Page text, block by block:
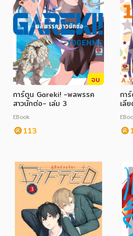
เทคโนโลยี การสื่อสาร วิทยาศาสตร์
ภาษาศาสตร์
หนังสือเด็ก
การพัฒนาตนเอง
ความรู้ทั่วไป
การ์ตูนความรู้ การ์ตูน
จบ
การ์ตูน Gareki! -พลพรรค
สาวนักต่อ- เล่ม 3
EBook
113
กา
เลี